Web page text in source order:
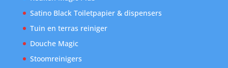
Satino Black Toiletpapier & dispensers
Tuin en terras reiniger
Douche Magic
Stoomreinigers